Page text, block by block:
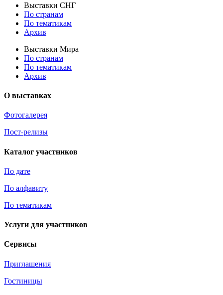
Выставки СНГ
По странам
По тематикам
Архив
Выставки Мира
По странам
По тематикам
Архив
О выставках
Фотогалерея
Пост-релизы
Каталог участников
По дате
По алфавиту
По тематикам
Услуги для участников
Сервисы
Приглашения
Гостиницы